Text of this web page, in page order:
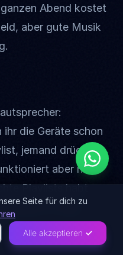
Abend kostet
aber gute Musik
die Geräte schon
jemand drückt
aber nur,
Playlists habt
im Auge
Seite für dich zu
Alle akzeptieren ✓